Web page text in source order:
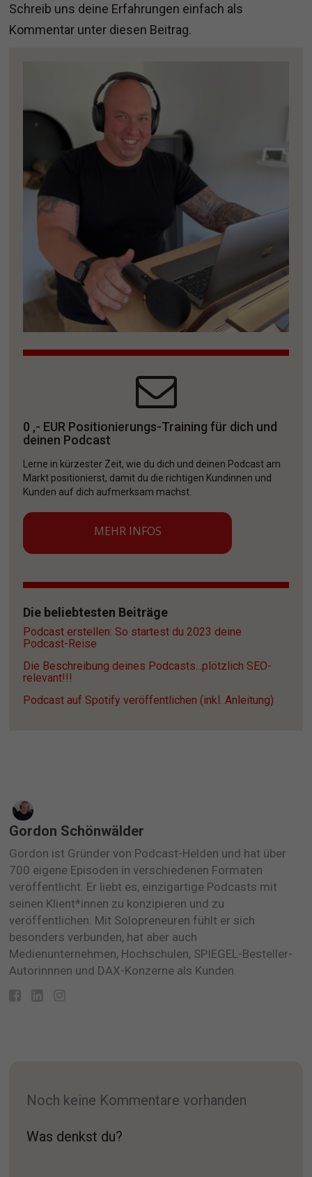
Schreib uns deine Erfahrungen einfach als
Kommentar unter diesen Beitrag.
0 ,- EUR Positionierungs-Training für dich und
deinen Podcast
Lerne in kürzester Zeit, wie du dich und deinen Podcast am
Markt positionierst, damit du die richtigen Kundinnen und
Kunden auf dich aufmerksam machst.
MEHR INFOS
Die beliebtesten Beiträge
Podcast erstellen: So startest du 2023 deine
Podcast-Reise
Die Beschreibung deines Podcasts...plötzlich SEO-
relevant!!!
Podcast auf Spotify veröffentlichen (inkl. Anleitung)
Gordon Schönwälder
Gordon ist Gründer von Podcast-Helden und hat über
700 eigene Episoden in verschiedenen Formaten
veröffentlicht. Er liebt es, einzigartige Podcasts mit
seinen Klient*innen zu konzipieren und zu
veröffentlichen. Mit Solopreneuren fühlt er sich
besonders verbunden, hat aber auch
Medienunternehmen, Hochschulen, SPIEGEL-Besteller-
Autorinnnen und DAX-Konzerne als Kunden.
Noch keine Kommentare vorhanden
Was denkst du?